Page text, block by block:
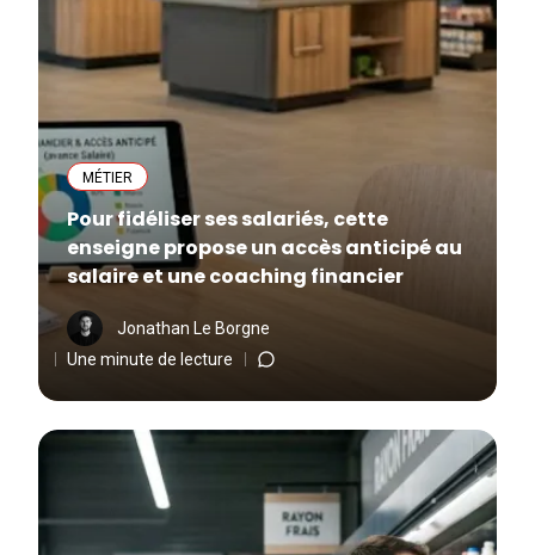
MÉTIER
Pour fidéliser ses salariés, cette
enseigne propose un accès anticipé au
salaire et une coaching financier
Jonathan Le Borgne
Une minute de lecture